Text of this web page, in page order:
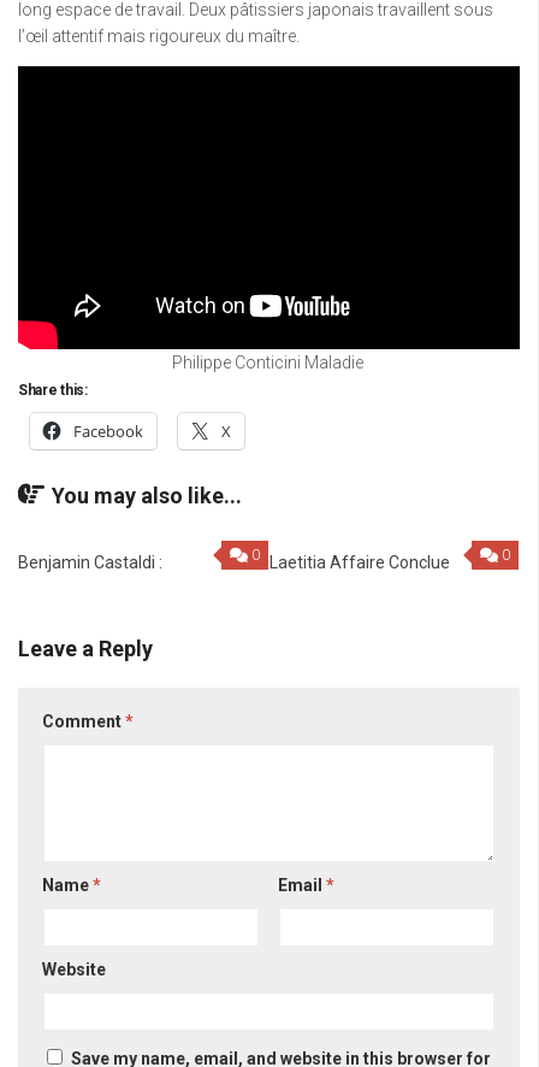
long espace de travail. Deux pâtissiers japonais travaillent sous
l’œil attentif mais rigoureux du maître.
Philippe Conticini Maladie
Share this:
Facebook X
You may also like...
0
Benjamin Castaldi : 0
Laetitia Affaire Conclue
Leave a Reply
Comment*
Name* Email*
Website
Save my name, email, and website in this browser for